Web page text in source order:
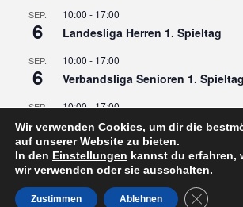
SEP.
6
10:00 - 17:00
Landesliga Herren 1. Spieltag
SEP.
6
10:00 - 17:00
Verbandsliga Senioren 1. Spieltag
SEP.
13
10:00-17:00
Landesliga Senioren 1. Spieltag
Kalender anzeigen
Wir verwenden Cookies, um dir die
auf unserer Website zu bieten.
In den Einstellungen kannst du erfahren,
wir verwenden oder sie ausschalten.
Zustimmen Ablehnen GDPR